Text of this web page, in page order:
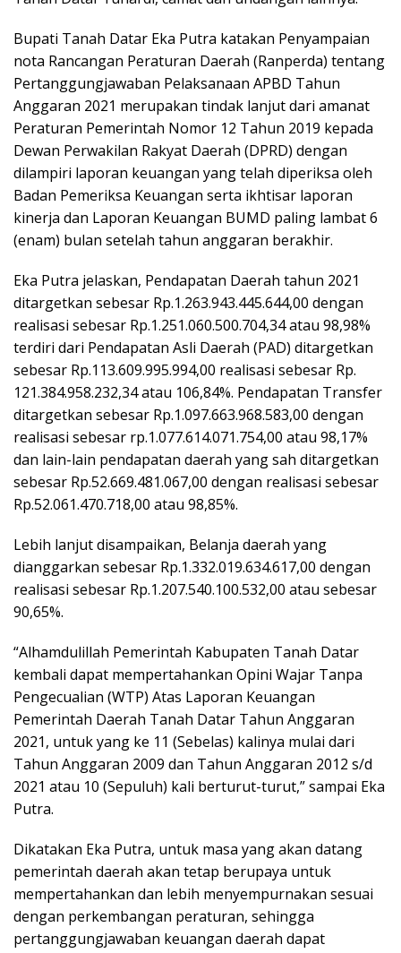
Bupati Tanah Datar Eka Putra katakan Penyampaian
nota Rancangan Peraturan Daerah (Ranperda) tentang
Pertanggungjawaban Pelaksanaan APBD Tahun
Anggaran 2021 merupakan tindak lanjut dari amanat
Peraturan Pemerintah Nomor 12 Tahun 2019 kepada
Dewan Perwakilan Rakyat Daerah (DPRD) dengan
dilampiri laporan keuangan yang telah diperiksa oleh
Badan Pemeriksa Keuangan serta ikhtisar laporan
kinerja dan Laporan Keuangan BUMD paling lambat 6
(enam) bulan setelah tahun anggaran berakhir.
Eka Putra jelaskan, Pendapatan Daerah tahun 2021
ditargetkan sebesar Rp.1.263.943.445.644,00 dengan
realisasi sebesar Rp.1.251.060.500.704,34 atau 98,98%
terdiri dari Pendapatan Asli Daerah (PAD) ditargetkan
sebesar Rp.113.609.995.994,00 realisasi sebesar Rp.
121.384.958.232,34 atau 106,84%. Pendapatan Transfer
ditargetkan sebesar Rp.1.097.663.968.583,00 dengan
realisasi sebesar rp.1.077.614.071.754,00 atau 98,17%
dan lain-lain pendapatan daerah yang sah ditargetkan
sebesar Rp.52.669.481.067,00 dengan realisasi sebesar
Rp.52.061.470.718,00 atau 98,85%.
Lebih lanjut disampaikan, Belanja daerah yang
dianggarkan sebesar Rp.1.332.019.634.617,00 dengan
realisasi sebesar Rp.1.207.540.100.532,00 atau sebesar
90,65%.
“Alhamdulillah Pemerintah Kabupaten Tanah Datar
kembali dapat mempertahankan Opini Wajar Tanpa
Pengecualian (WTP) Atas Laporan Keuangan
Pemerintah Daerah Tanah Datar Tahun Anggaran
2021, untuk yang ke 11 (Sebelas) kalinya mulai dari
Tahun Anggaran 2009 dan Tahun Anggaran 2012 s/d
2021 atau 10 (Sepuluh) kali berturut-turut,” sampai Eka
Putra.
Dikatakan Eka Putra, untuk masa yang akan datang
pemerintah daerah akan tetap berupaya untuk
mempertahankan dan lebih menyempurnakan sesuai
dengan perkembangan peraturan, sehingga
pertanggungjawaban keuangan daerah dapat